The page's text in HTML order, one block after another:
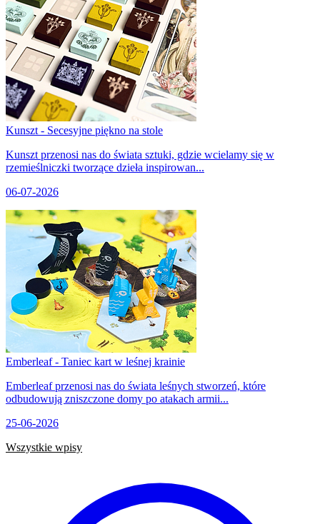
Kunszt - Secesyjne piękno na stole
Kunszt przenosi nas do świata sztuki, gdzie wcielamy się w
rzemieślniczki tworzące dzieła inspirowan...
06-07-2026
Emberleaf - Taniec kart w leśnej krainie
Emberleaf przenosi nas do świata leśnych stworzeń, które
odbudowują zniszczone domy po atakach armii...
25-06-2026
Wszystkie wpisy